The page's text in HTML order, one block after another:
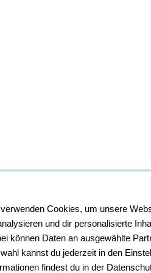
Cookies, um unsere
und dir personalisierte
können Daten an ausgewählte
kannst du jederzeit in den
findest du in der